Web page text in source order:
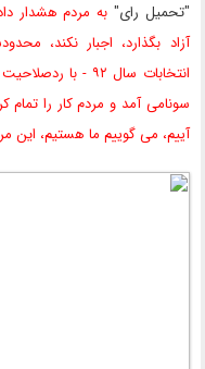
"تحمیل رای" به مردم هشدار
آزاد بگذارد، اجبار نکند،
انتخابات سال ۹۲
سونامی آمد و مردم کار را تمام
آییم، می گوییم ما هستیم، این